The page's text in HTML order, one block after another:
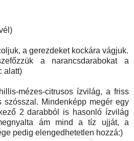
a gerezdeket kockára vágjuk.
a narancsdarabokat a
alatt)
mézes-citrusos ízvilág, a friss
szósszal. Mindenképp megér egy
2 darabból is hasonló ízvilág
ám mind a tíz ujját, a
pedig elengedhetetlen hozzá:)